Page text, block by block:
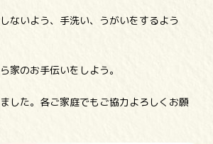
ないよう、手洗い、うがいをするよう
家のお手伝いをしよう。
した。各ご家庭でもご協力よろしくお願